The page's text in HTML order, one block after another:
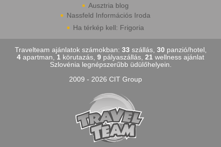
Ausztria blog
Nassfeld Információs Iroda
Ha térkép kell: Frigoria
Travelteam ajánlatok számokban: 33 szállás, 30 panzió/hotel,
4 apartman, 1 körutazás, 9 pályaszállás, 21 wellness ajánlat
Szlovénia legnépszerűbb üdülőhelyein.
2009 - 2026 CIT Group